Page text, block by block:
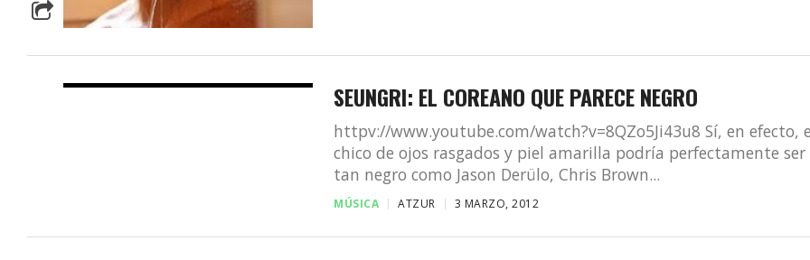
SEUNGRI: EL COREANO QUE PARECE NEGRO
httpv://www.youtube.com/watch?v=8QZo5Ji43u8 Sí, en efecto,
chico de ojos rasgados y piel amarilla podría perfectamente ser
tan negro como Jason Derülo, Chris Brown...
MÚSICA ATZUR 3 MARZO, 2012